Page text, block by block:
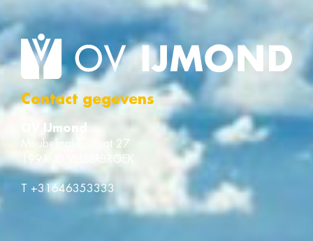
Contact gegevens
OV IJmond
Meubelmakerstraat 27
1991 JD VELSERBROEK
T +31646353333